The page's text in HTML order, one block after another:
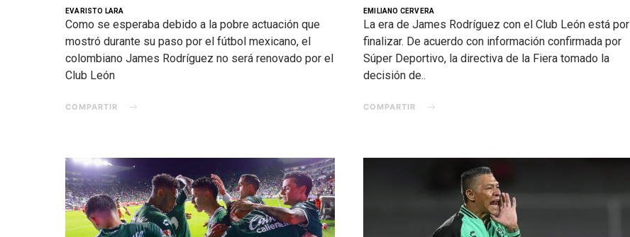
EVARISTO LARA
Como se esperaba debido a la pobre actuación que
mostró durante su paso por el fútbol mexicano, el
colombiano James Rodríguez no será renovado por el
Club León
COMPARTIR
EMILIANO CERVERA
La era de James Rodríguez con el Club León está por
finalizar. De acuerdo con información confirmada por
Súper Deportivo, la directiva de la Fiera tomado la
decisión de..
COMPARTIR